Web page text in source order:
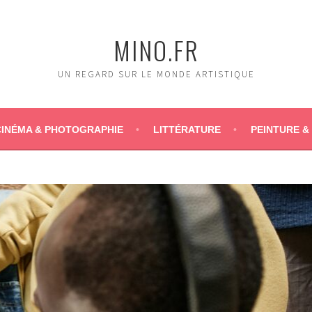
MINO.FR
UN REGARD SUR LE MONDE ARTISTIQUE
& PHOTOGRAPHIE LITTÉRATURE PEINTURE &